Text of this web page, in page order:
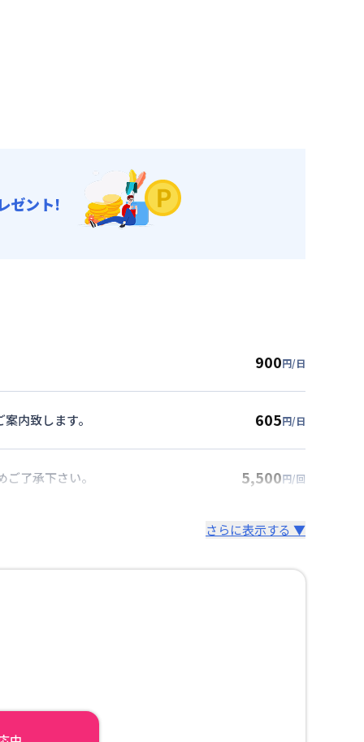
ゼント!
900円/日
内致します。 605円/日
了承下さい。 5,500円/回
さらに表示する ▼